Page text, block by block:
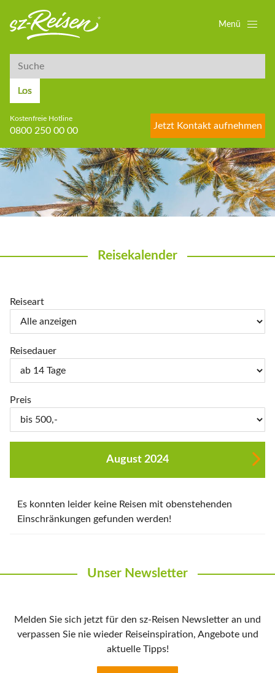
Suche
Los
Kostenfreie Hotline
0800 250 00 00
Jetzt Kontakt aufnehmen
Menü
Reisekalender
Reiseart
Reisedauer
Preis
August 2024
Es konnten leider keine Reisen mit obenstehenden
Einschränkungen gefunden werden!
Unser Newsletter
Melden Sie sich jetzt für den sz-Reisen Newsletter an und
verpassen Sie nie wieder Reiseinspiration, Angebote und
aktuelle Tipps!